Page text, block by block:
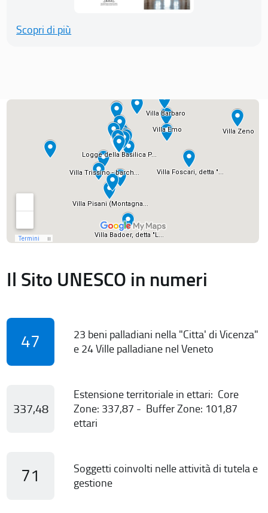
Scopri di più
Il Sito UNESCO in numeri
47
23 beni palladiani nella "Citta' di Vicenza"
e 24 Ville palladiane nel Veneto
337,48
Estensione territoriale in ettari: Core
Zone: 337,87 - Buffer Zone: 101,87
ettari
71
Soggetti coinvolti nelle attività di tutela e
gestione